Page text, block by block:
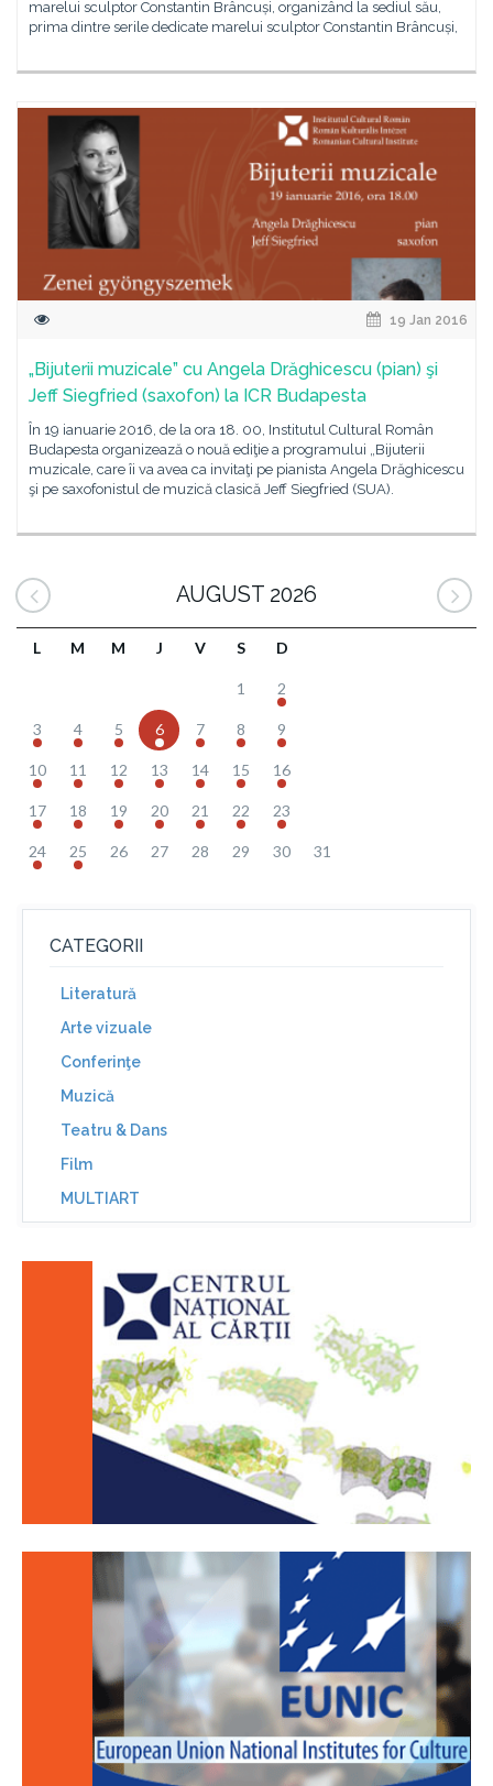
marelui sculptor Constantin Brâncuși, organizând la sediul său,
prima dintre serile dedicate marelui sculptor Constantin Brâncuși,
19 Jan 2016
„Bijuterii muzicale” cu Angela Drăghicescu (pian) şi
Jeff Siegfried (saxofon) la ICR Budapesta
În 19 ianuarie 2016, de la ora 18. 00, Institutul Cultural Român
Budapesta organizează o nouă ediţie a programului „Bijuterii
muzicale, care îi va avea ca invitaţi pe pianista Angela Drăghicescu
şi pe saxofonistul de muzică clasică Jeff Siegfried (SUA).
AUGUST 2026
L M M J V S D
1 2
3 4 5 6 7 8 9
10 11 12 13 14 15 16
17 18 19 20 21 22 23
24 25 26 27 28 29 30 31
CATEGORII
Literatură
Arte vizuale
Conferinţe
Muzică
Teatru & Dans
Film
MULTIART